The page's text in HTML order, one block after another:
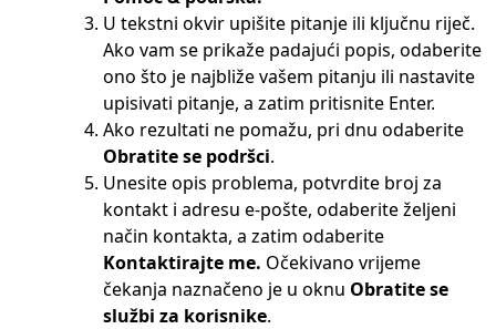
U tekstni okvir upišite pitanje ili ključnu riječ.
Ako vam se prikaže padajući popis, odaberite
ono što je najbliže vašem pitanju ili nastavite
upisivati pitanje, a zatim pritisnite Enter.
Ako rezultati ne pomažu, pri dnu odaberite
Obratite se podršci.
Unesite opis problema, potvrdite broj za
kontakt i adresu e-pošte, odaberite željeni
način kontakta, a zatim odaberite
Kontaktirajte me. Očekivano vrijeme
čekanja naznačeno je u oknu Obratite se
službi za korisnike.